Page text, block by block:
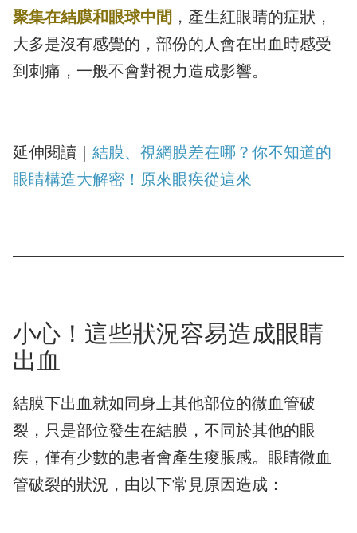
聚集在結膜和眼球中間 ，產生紅眼睛的症狀，
大多是沒有感覺的，部份的人會在出血時感受
到刺痛，一般不會對視力造成影響。
延伸閱讀｜ 結膜、視網膜差在哪？你不知道的
眼睛構造大解密！原來眼疾從這來
小心！這些狀況容易造成眼睛
出血
結膜下出血就如同身上其他部位的微血管破
裂，只是部位發生在結膜，不同於其他的眼
疾，僅有少數的患者會產生痠脹感。眼睛微血
管破裂的狀況，由以下常見原因造成：